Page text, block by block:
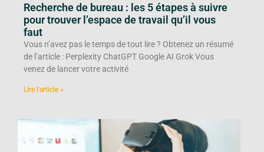
Recherche de bureau : les 5 étapes à suivre
pour trouver l’espace de travail qu’il vous
faut
Vous n’avez pas le temps de tout lire ? Obtenez un résumé
de l’article : Perplexity ChatGPT Google AI Grok Vous
venez de lancer votre activité
Lire l'article »